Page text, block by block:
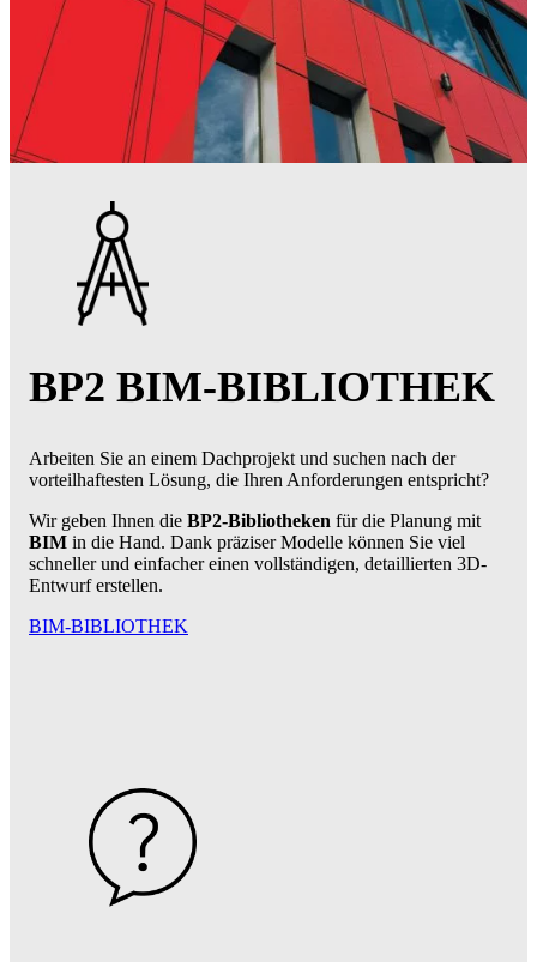
BP2 BIM-BIBLIOTHEK
Arbeiten Sie an einem Dachprojekt und suchen nach der
vorteilhaftesten Lösung, die Ihren Anforderungen entspricht?
Wir geben Ihnen die BP2-Bibliotheken für die Planung mit
BIM in die Hand. Dank präziser Modelle können Sie viel
schneller und einfacher einen vollständigen, detaillierten 3D-
Entwurf erstellen.
BIM-BIBLIOTHEK